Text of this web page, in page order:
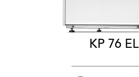
KP 76 EL